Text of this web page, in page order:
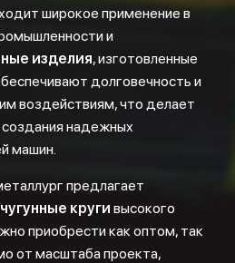
широкое применение в
и
изделия, изготовленные
долговечность и
воздействиям, что делает
надежных
машин.
предлагает
круги высокого
приобрести как оптом, так
от масштаба проекта,